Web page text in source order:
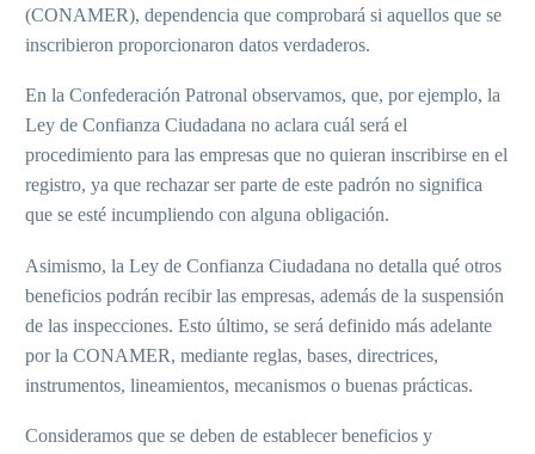
(CONAMER), dependencia que comprobará si aquellos que se
inscribieron proporcionaron datos verdaderos.
En la Confederación Patronal observamos, que, por ejemplo, la
Ley de Confianza Ciudadana no aclara cuál será el
procedimiento para las empresas que no quieran inscribirse en el
registro, ya que rechazar ser parte de este padrón no significa
que se esté incumpliendo con alguna obligación.
Asimismo, la Ley de Confianza Ciudadana no detalla qué otros
beneficios podrán recibir las empresas, además de la suspensión
de las inspecciones. Esto último, se será definido más adelante
por la CONAMER, mediante reglas, bases, directrices,
instrumentos, lineamientos, mecanismos o buenas prácticas.
Consideramos que se deben de establecer beneficios y